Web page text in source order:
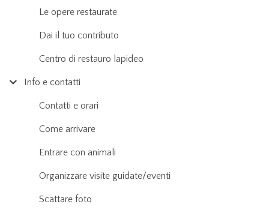
Le opere restaurate
Dai il tuo contributo
Centro di restauro lapideo
Info e contatti
Contatti e orari
Come arrivare
Entrare con animali
Organizzare visite guidate/eventi
Scattare foto